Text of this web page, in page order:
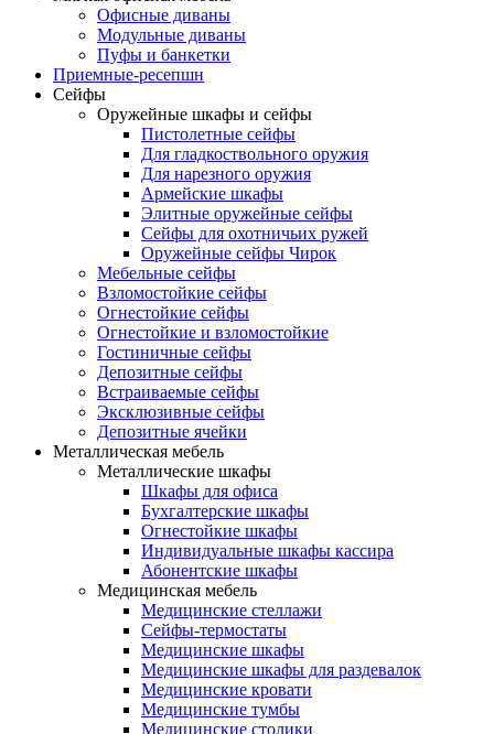
Офисные диваны
Модульные диваны
Пуфы и банкетки
Приемные-ресепшн
Сейфы
Оружейные шкафы и сейфы
Пистолетные сейфы
Для гладкоствольного оружия
Для нарезного оружия
Армейские шкафы
Элитные оружейные сейфы
Сейфы для охотничьих ружей
Оружейные сейфы Чирок
Мебельные сейфы
Взломостойкие сейфы
Огнестойкие сейфы
Огнестойкие и взломостойкие
Гостиничные сейфы
Депозитные сейфы
Встраиваемые сейфы
Эксклюзивные сейфы
Депозитные ячейки
Металлическая мебель
Металлические шкафы
Шкафы для офиса
Бухгалтерские шкафы
Огнестойкие шкафы
Индивидуальные шкафы кассира
Абонентские шкафы
Медицинская мебель
Медицинские стеллажи
Сейфы-термостаты
Медицинские шкафы
Медицинские шкафы для раздевалок
Медицинские кровати
Медицинские тумбы
Медицинские столики